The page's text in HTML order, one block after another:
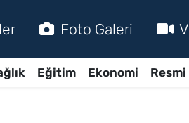
Foto Galeri
Eğitim Ekonomi